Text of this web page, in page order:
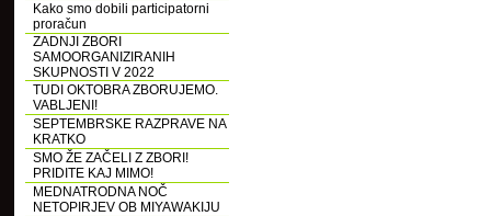
Kako smo dobili participatorni
proračun
ZADNJI ZBORI
SAMOORGANIZIRANIH
SKUPNOSTI V 2022
TUDI OKTOBRA ZBORUJEMO.
VABLJENI!
SEPTEMBRSKE RAZPRAVE NA
KRATKO
SMO ŽE ZAČELI Z ZBORI!
PRIDITE KAJ MIMO!
MEDNATRODNA NOČ
NETOPIRJEV OB MIYAWAKIJU